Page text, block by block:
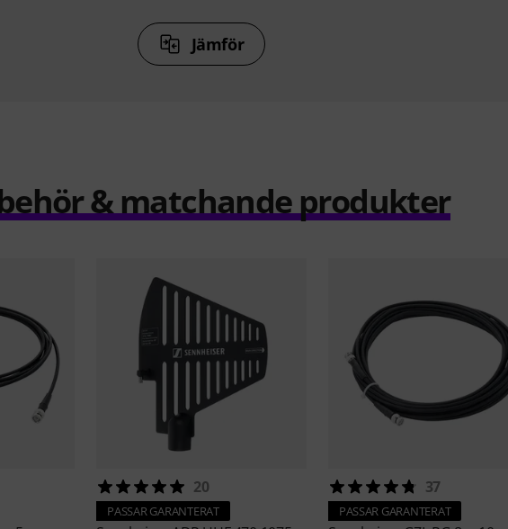
Jämför
& matchande produkter
20
PASSAR GARANTERAT
37
PASSAR GARANTERAT